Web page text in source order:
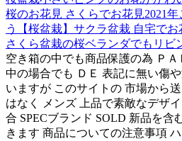
桜のお花見 さくらでお花見2021
う【桜盆栽】サクラ盆栽 自宅で
さくら盆栽の桜ベランダでもリビ
空き箱の中でも商品保護の為 Ｐ
中の場合でも ＤＥ 表記に無い傷
いますが このサイトの 市場から
はなく メンズ 上品で素敵なデザ
合 SPECブランド SOLD 新品を含
きます 商品についての注意事項